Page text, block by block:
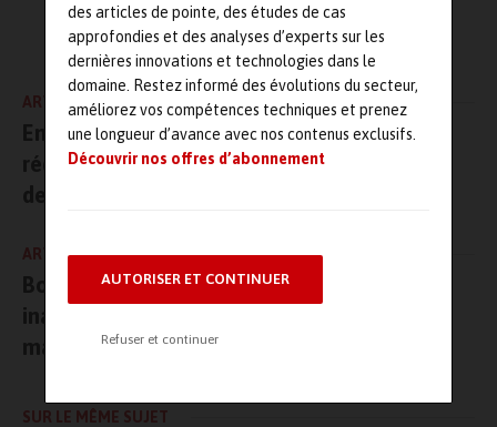
des articles de pointe, des études de cas
approfondies et des analyses d’experts sur les
dernières innovations et technologies dans le
domaine. Restez informé des évolutions du secteur,
améliorez vos compétences techniques et prenez
une longueur d’avance avec nos contenus exclusifs.
Découvrir nos offres d’abonnement
AUTORISER ET CONTINUER
Refuser et continuer
L'AUTEUR
Maintenanceandco.com
ARTICLE PRÉCÉDENT
Engie Axima et HL2 group partenaires pour
réduire les risques industriels des centrales
de traitement d’air
ARTICLE SUIVANT
Bombardier Transport et ses partenaires
inaugurent Surferlab, un laboratoire de
maintenance connectée
SUR LE MÊME SUJET